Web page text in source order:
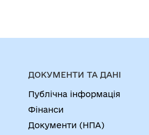
ДОКУМЕНТИ ТА ДАНІ
Публічна інформація
Фінанси
Документи (НПА)